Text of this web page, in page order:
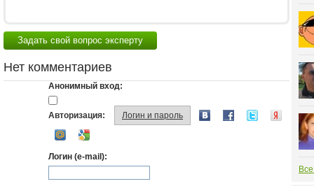
Задать свой вопрос эксперту
Нет комментариев
Анонимный вход:
Авторизация: Логин и пароль
Логин (e-mail):